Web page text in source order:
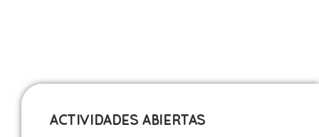
ACTIVIDADES ABIERTAS